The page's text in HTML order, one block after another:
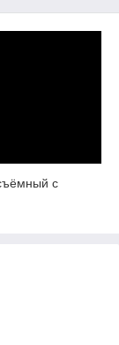
с